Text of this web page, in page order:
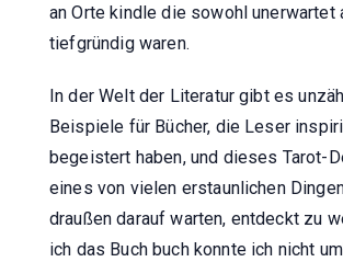
an Orte kindle die sowohl unerwartet
tiefgründig waren.
In der Welt der Literatur gibt es
Beispiele für Bücher, die Leser
begeistert haben, und dieses Tarot-
eines von vielen erstaunlichen
draußen darauf warten, entdeckt zu
ich das Buch buch konnte ich nicht